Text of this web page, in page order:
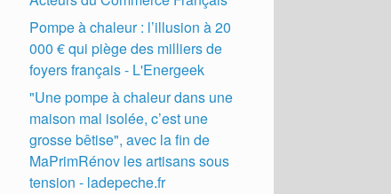
Pompe à chaleur : l’illusion à 20
000 € qui piège des milliers de
foyers français - L'Energeek
"Une pompe à chaleur dans une
maison mal isolée, c’est une
grosse bêtise", avec la fin de
MaPrimRénov les artisans sous
tension - ladepeche.fr